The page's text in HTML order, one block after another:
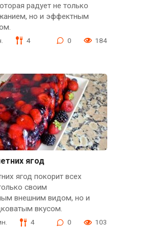
радует не только
но и эффектным
4 0 184
ягод
ягод покорит всех
своим
внешним видом, но и
вкусом.
4 0 103